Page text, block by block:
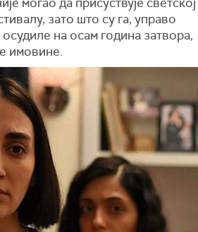
зато што су га, управо
на осам година затвора,
имовине.